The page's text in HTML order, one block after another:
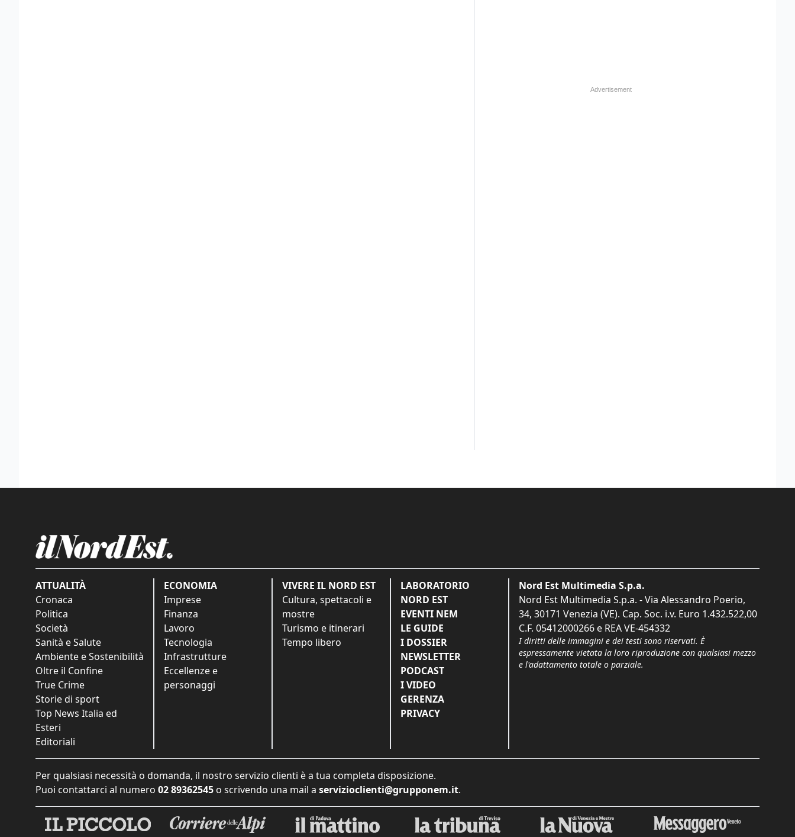
ATTUALITÀ
Cronaca
Politica
Società
Sanità e Salute
Ambiente e Sostenibilità
Oltre il Confine
True Crime
Storie di sport
Top News Italia ed
Esteri
Editoriali
ECONOMIA
Imprese
Finanza
Lavoro
Tecnologia
Infrastrutture
Eccellenze e
personaggi
VIVERE IL NORD EST
Cultura, spettacoli e
mostre
Turismo e itinerari
Tempo libero
LABORATORIO
NORD EST
EVENTI NEM
LE GUIDE
I DOSSIER
NEWSLETTER
PODCAST
I VIDEO
GERENZA
PRIVACY
Nord Est Multimedia S.p.a.
Nord Est Multimedia S.p.a. - Via Alessandro Poerio,
34, 30171 Venezia (VE). Cap. Soc. i.v. Euro 1.432.522,00
C.F. 05412000266 e REA VE-454332
I diritti delle immagini e dei testi sono riservati. È
espressamente vietata la loro riproduzione con qualsiasi mezzo
e l'adattamento totale o parziale.
Per qualsiasi necessità o domanda, il nostro servizio clienti è a tua completa disposizione.
Puoi contattarci al numero 02 89362545 o scrivendo una mail a servizioclienti@grupponem.it.